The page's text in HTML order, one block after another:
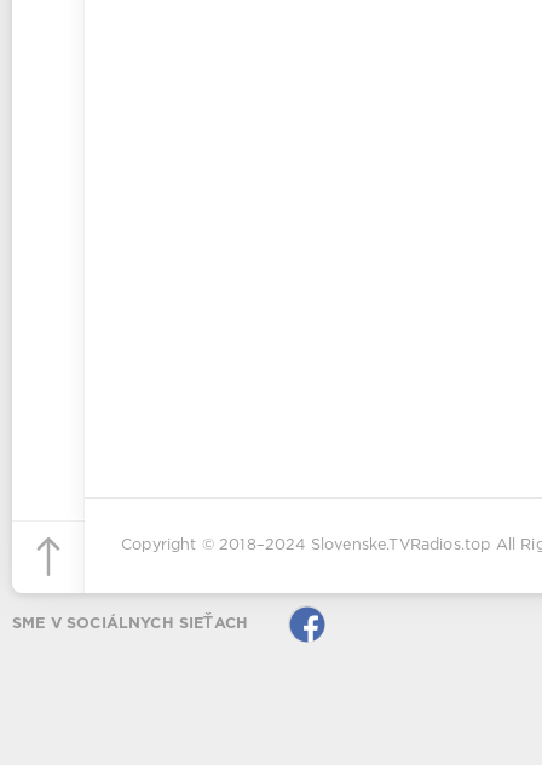
Copyright © 2018–2024 Slovenske.TVRadios.top All
SME V SOCIÁLNYCH SIEŤACH